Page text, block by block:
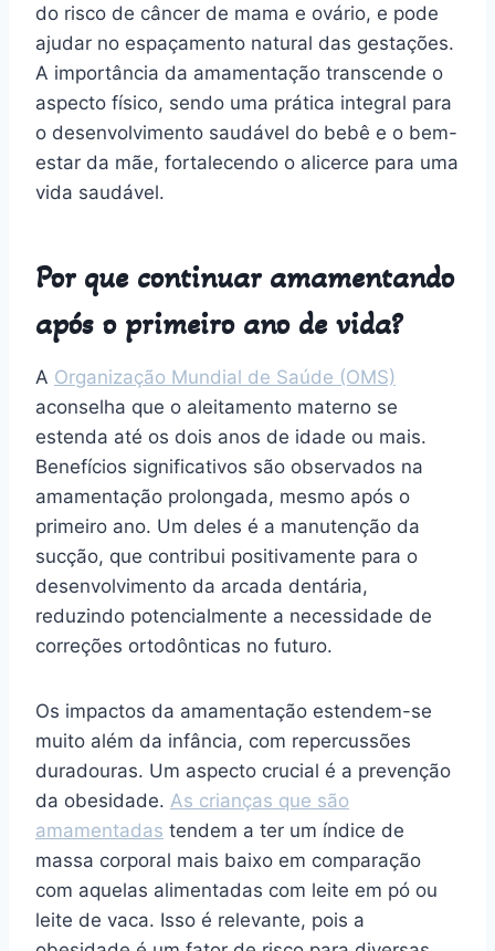
do risco de câncer de mama e ovário, e pode
ajudar no espaçamento natural das gestações.
A importância da amamentação transcende o
aspecto físico, sendo uma prática integral para
o desenvolvimento saudável do bebê e o bem-
estar da mãe, fortalecendo o alicerce para uma
vida saudável.
Por que continuar amamentando
após o primeiro ano de vida?
A Organização Mundial de Saúde (OMS)
aconselha que o aleitamento materno se
estenda até os dois anos de idade ou mais.
Benefícios significativos são observados na
amamentação prolongada, mesmo após o
primeiro ano. Um deles é a manutenção da
sucção, que contribui positivamente para o
desenvolvimento da arcada dentária,
reduzindo potencialmente a necessidade de
correções ortodônticas no futuro.
Os impactos da amamentação estendem-se
muito além da infância, com repercussões
duradouras. Um aspecto crucial é a prevenção
da obesidade. As crianças que são
amamentadas tendem a ter um índice de
massa corporal mais baixo em comparação
com aquelas alimentadas com leite em pó ou
leite de vaca. Isso é relevante, pois a